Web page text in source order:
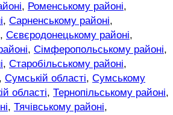
, Роменському районі,
, Сарненському районі,
, Сєвєродонецькому районі,
, Сімферопольському районі,
, Старобільському районі,
, Сумській області, Сумському
області, Тернопільському районі,
, Тячівському районі,